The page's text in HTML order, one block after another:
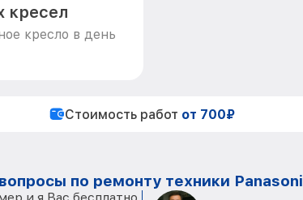
кресел
кресло в день
Стоимость работ от 700₽
по ремонту техники